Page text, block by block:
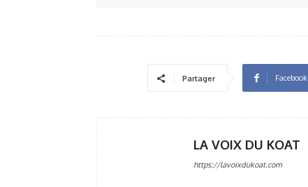
Partager Facebook
LA VOIX DU KOAT
https://lavoixdukoat.com